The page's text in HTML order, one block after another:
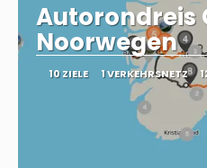
Autorondreis
Noorwegen
10 ZIELE 1 VERKEHRSNETZ